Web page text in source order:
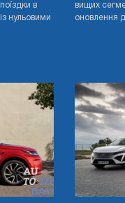
в
нульовими
вищих
оновлення